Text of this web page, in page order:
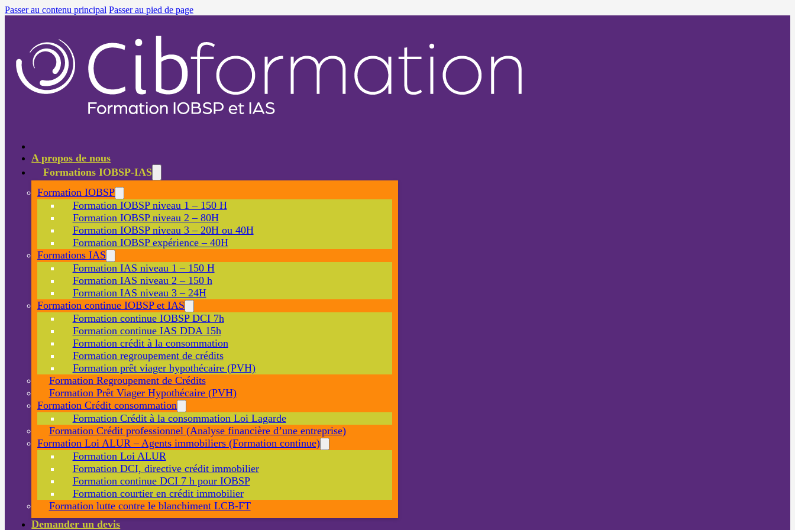
Passer au contenu principal Passer au pied de page
A propos de nous
Formations IOBSP-IAS
Formation IOBSP
Formation IOBSP niveau 1 – 150 H
Formation IOBSP niveau 2 – 80H
Formation IOBSP niveau 3 – 20H ou 40H
Formation IOBSP expérience – 40H
Formations IAS
Formation IAS niveau 1 – 150 H
Formation IAS niveau 2 – 150 h
Formation IAS niveau 3 – 24H
Formation continue IOBSP et IAS
Formation continue IOBSP DCI 7h
Formation continue IAS DDA 15h
Formation crédit à la consommation
Formation regroupement de crédits
Formation prêt viager hypothécaire (PVH)
Formation Regroupement de Crédits
Formation Prêt Viager Hypothécaire (PVH)
Formation Crédit consommation
Formation Crédit à la consommation Loi Lagarde
Formation Crédit professionnel (Analyse financière d’une entreprise)
Formation Loi ALUR – Agents immobiliers (Formation continue)
Formation Loi ALUR
Formation DCI, directive crédit immobilier
Formation continue DCI 7 h pour IOBSP
Formation courtier en crédit immobilier
Formation lutte contre le blanchiment LCB-FT
Demander un devis